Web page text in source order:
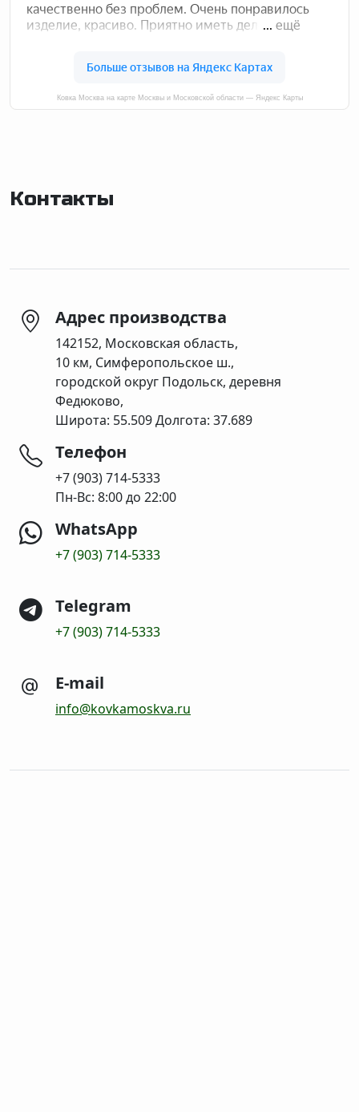
Ковка Москва на карте Москвы и Московской области — Яндекс Карты
Контакты
Адрес производства
142152, Московская область,
10 км, Симферопольское ш.,
городской округ Подольск, деревня
Федюково,
Широта: 55.509 Долгота: 37.689
Телефон
+7 (903) 714-5333
Пн-Вс: 8:00 до 22:00
WhatsApp
+7 (903) 714-5333
Telegram
+7 (903) 714-5333
E-mail
info@kovkamoskva.ru